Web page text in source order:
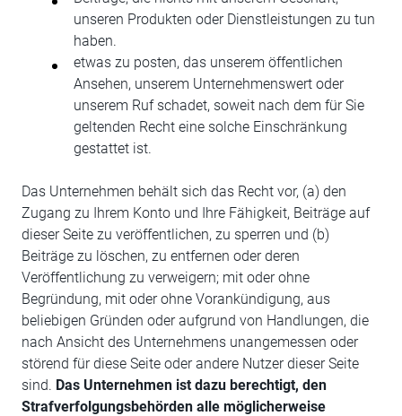
unseren Produkten oder Dienstleistungen zu tun
haben.
etwas zu posten, das unserem öffentlichen
Ansehen, unserem Unternehmenswert oder
unserem Ruf schadet, soweit nach dem für Sie
geltenden Recht eine solche Einschränkung
gestattet ist.
Das Unternehmen behält sich das Recht vor, (a) den
Zugang zu Ihrem Konto und Ihre Fähigkeit, Beiträge auf
dieser Seite zu veröffentlichen, zu sperren und (b)
Beiträge zu löschen, zu entfernen oder deren
Veröffentlichung zu verweigern; mit oder ohne
Begründung, mit oder ohne Vorankündigung, aus
beliebigen Gründen oder aufgrund von Handlungen, die
nach Ansicht des Unternehmens unangemessen oder
störend für diese Seite oder andere Nutzer dieser Seite
sind. Das Unternehmen ist dazu berechtigt, den
Strafverfolgungsbehörden alle möglicherweise